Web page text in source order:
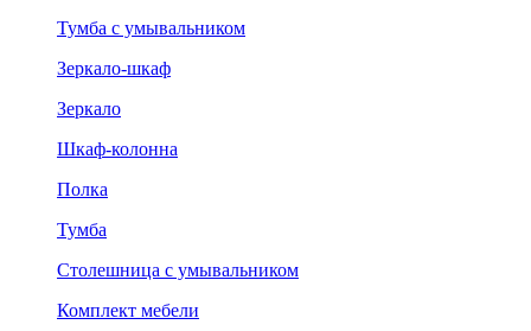
Тумба с умывальником
Зеркало-шкаф
Зеркало
Шкаф-колонна
Полка
Тумба
Столешница с умывальником
Комплект мебели